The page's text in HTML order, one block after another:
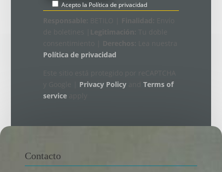
Acepto la Política de privacidad
Política de privacidad
Privacy Policy
Terms of
serviceapply
Contacto